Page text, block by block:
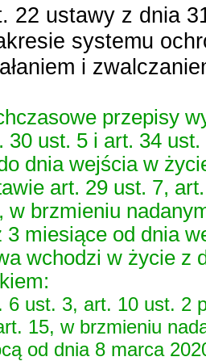
22 ustawy z dnia
systemu
i
przepisy
30 ust. 5 i art. 34
dnia wejścia w
art. 29 ust. 7,
w brzmieniu
3 miesiące od dnia
wchodzi w życie z
6 ust. 3, art. 10 ust. 2
15, w brzmieniu
od dnia 8 marca